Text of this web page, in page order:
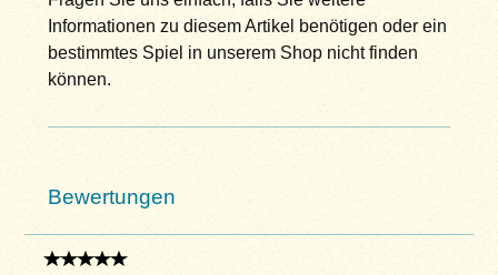
Informationen zu diesem Artikel benötigen oder ein
bestimmtes Spiel in unserem Shop nicht finden
können.
Bewertungen